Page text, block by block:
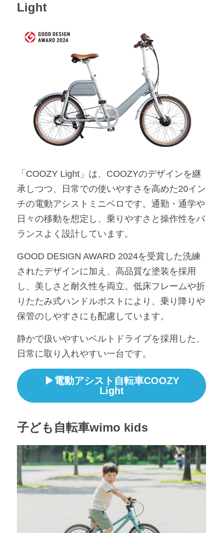
Light
「COOZY Light」は、COOZYのデザインを継
承しつつ、日常での使いやすさを高めた20イン
チの電動アシストミニベロです。通勤・通学や
日々の移動を想定し、乗りやすさと操作性をバ
ランスよく設計しています。
GOOD DESIGN AWARD 2024を受賞した洗練
されたデザインに加え、高品質な塗装を採用
し、美しさと耐久性を両立。低床フレームや折
りたたみ式ハンドルポストにより、乗り降りや
保管のしやすさにも配慮しています。
静かで扱いやすいベルトドライブを採用した、
日常に取り入れやすい一台です。
▶電動アシスト自転車COOZY
Light
子ども自転車wimo kids